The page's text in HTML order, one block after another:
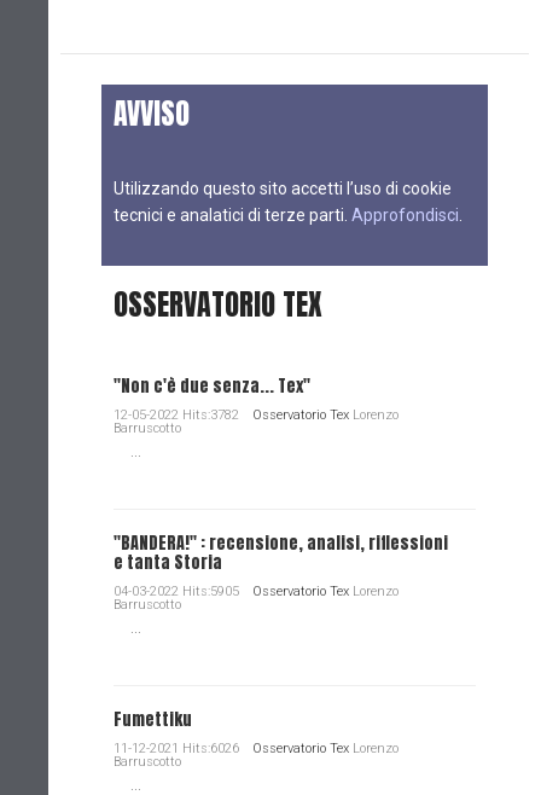
AVVISO
Utilizzando questo sito accetti l’uso di cookie
tecnici e analatici di terze parti. Approfondisci
OSSERVATORIO TEX
"Non c'è due senza... Tex"
12-05-2022 Hits:3782 Osservatorio Tex Lorenzo
Barruscotto
...
"BANDERA!" : recensione, analisi, riflessioni
e tanta Storia
04-03-2022 Hits:5905 Osservatorio Tex Lorenzo
Barruscotto
...
Fumettiku
11-12-2021 Hits:6026 Osservatorio Tex Lorenzo
Barruscotto
...